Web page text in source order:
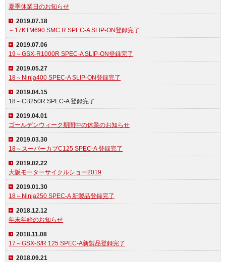
夏季休業日のお知らせ
2019.07.18
～17KTM690 SMC R SPEC-A SLIP-ON登録完了
2019.07.06
19～GSX-R1000R SPEC-A SLIP-ON登録完了
2019.05.27
18～Ninja400 SPEC-A SLIP-ON登録完了
2019.04.15
18～CB250R SPEC-A 登録完了
2019.04.01
ゴールデンウィーク期間中の休業のお知らせ
2019.03.30
18～スーパーカブC125 SPEC-A 登録完了
2019.02.22
大阪モーターサイクルショー2019
2019.01.30
18～Ninja250 SPEC-A 新製品登録完了
2018.12.12
年末年始のお知らせ
2018.11.08
17～GSX-S/R 125 SPEC-A新製品登録完了
2018.09.21